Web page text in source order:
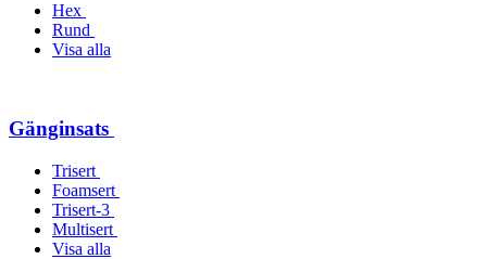
Hex
Rund
Visa alla
Gänginsats
Trisert
Foamsert
Trisert-3
Multisert
Visa alla